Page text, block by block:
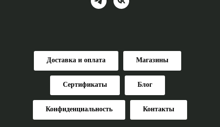
Доставка и оплата Магазины
Сертификаты Блог
Конфиденциальность Контакты